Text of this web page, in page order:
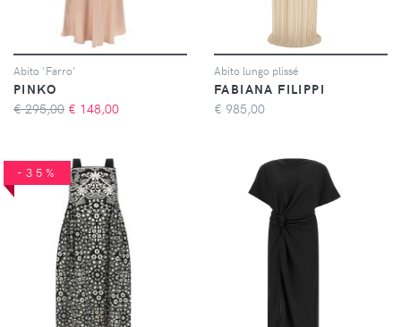
Abito 'Farro'
PINKO
€ 295,00 € 148,00
Abito lungo plissé
FABIANA FILIPPI
€ 985,00
-35%